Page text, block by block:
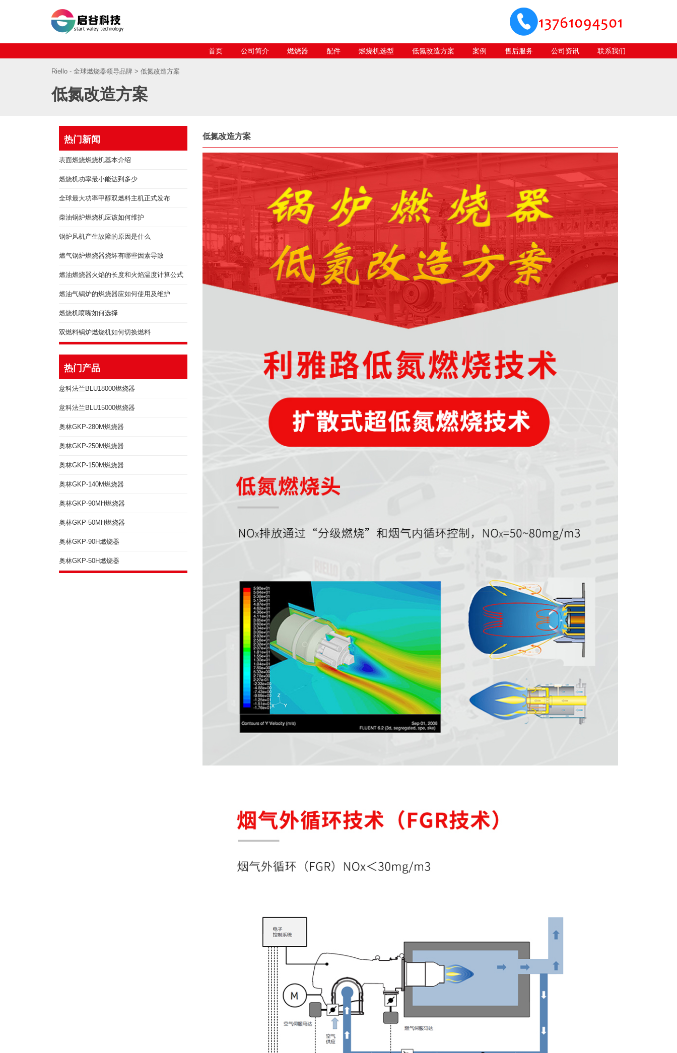
首页 公司简介 燃烧器 配件 燃烧机选型 低氮改造方案 案例 售后服务 公司资讯 联系我们
Riello - 全球燃烧器领导品牌 > 低氮改造方案
低氮改造方案
热门新闻
表面燃烧燃烧机基本介绍
燃烧机功率最小能达到多少
全球最大功率甲醇双燃料主机正式发布
柴油锅炉燃烧机应该如何维护
锅炉风机产生故障的原因是什么
燃气锅炉燃烧器烧坏有哪些因素导致
燃油燃烧器火焰的长度和火焰温度计算公式
燃油气锅炉的燃烧器应如何使用及维护
燃烧机喷嘴如何选择
双燃料锅炉燃烧机如何切换燃料
热门产品
意科法兰BLU18000燃烧器
意科法兰BLU15000燃烧器
奥林GKP-280M燃烧器
奥林GKP-250M燃烧器
奥林GKP-150M燃烧器
奥林GKP-140M燃烧器
奥林GKP-90MH燃烧器
奥林GKP-50MH燃烧器
奥林GKP-90H燃烧器
奥林GKP-50H燃烧器
低氮改造方案